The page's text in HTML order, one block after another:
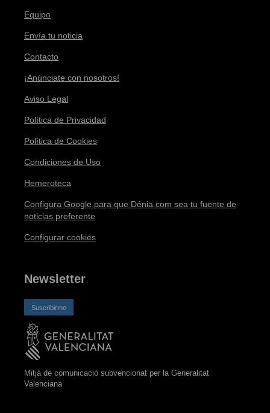
Equipo
Envía tu noticia
Contacto
¡Anúnciate con nosotros!
Aviso Legal
Política de Privacidad
Política de Cookies
Condiciones de Uso
Hemeroteca
Configura Google para que Dénia.com sea tu fuente de
noticias preferente
Configurar cookies
Newsletter
Suscribirme
Mitjà de comunicació subvencionat per la Generalitat
Valenciana